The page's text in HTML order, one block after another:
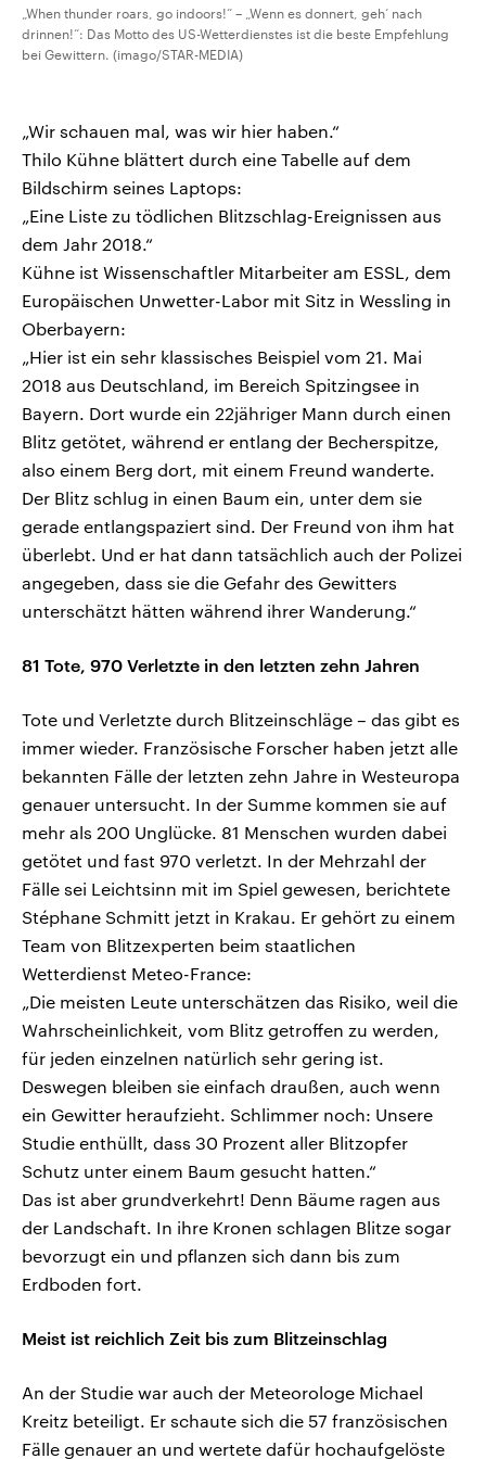
„When thunder roars, go indoors!“ – „Wenn es donnert, geh‘ nach
drinnen!“: Das Motto des US-Wetterdienstes ist die beste Empfehlung
bei Gewittern. (imago/STAR-MEDIA)
„Wir schauen mal, was wir hier haben.“
Thilo Kühne blättert durch eine Tabelle auf dem
Bildschirm seines Laptops:
„Eine Liste zu tödlichen Blitzschlag-Ereignissen aus
dem Jahr 2018.“
Kühne ist Wissenschaftler Mitarbeiter am ESSL, dem
Europäischen Unwetter-Labor mit Sitz in Wessling in
Oberbayern:
„Hier ist ein sehr klassisches Beispiel vom 21. Mai
2018 aus Deutschland, im Bereich Spitzingsee in
Bayern. Dort wurde ein 22jähriger Mann durch einen
Blitz getötet, während er entlang der Becherspitze,
also einem Berg dort, mit einem Freund wanderte.
Der Blitz schlug in einen Baum ein, unter dem sie
gerade entlangspaziert sind. Der Freund von ihm hat
überlebt. Und er hat dann tatsächlich auch der Polizei
angegeben, dass sie die Gefahr des Gewitters
unterschätzt hätten während ihrer Wanderung.“
81 Tote, 970 Verletzte in den letzten zehn Jahren
Tote und Verletzte durch Blitzeinschläge – das gibt es
immer wieder. Französische Forscher haben jetzt alle
bekannten Fälle der letzten zehn Jahre in Westeuropa
genauer untersucht. In der Summe kommen sie auf
mehr als 200 Unglücke. 81 Menschen wurden dabei
getötet und fast 970 verletzt. In der Mehrzahl der
Fälle sei Leichtsinn mit im Spiel gewesen, berichtete
Stéphane Schmitt jetzt in Krakau. Er gehört zu einem
Team von Blitzexperten beim staatlichen
Wetterdienst Meteo-France:
„Die meisten Leute unterschätzen das Risiko, weil die
Wahrscheinlichkeit, vom Blitz getroffen zu werden,
für jeden einzelnen natürlich sehr gering ist.
Deswegen bleiben sie einfach draußen, auch wenn
ein Gewitter heraufzieht. Schlimmer noch: Unsere
Studie enthüllt, dass 30 Prozent aller Blitzopfer
Schutz unter einem Baum gesucht hatten.“
Das ist aber grundverkehrt! Denn Bäume ragen aus
der Landschaft. In ihre Kronen schlagen Blitze sogar
bevorzugt ein und pflanzen sich dann bis zum
Erdboden fort.
Meist ist reichlich Zeit bis zum Blitzeinschlag
An der Studie war auch der Meteorologe Michael
Kreitz beteiligt. Er schaute sich die 57 französischen
Fälle genauer an und wertete dafür hochaufgelöste